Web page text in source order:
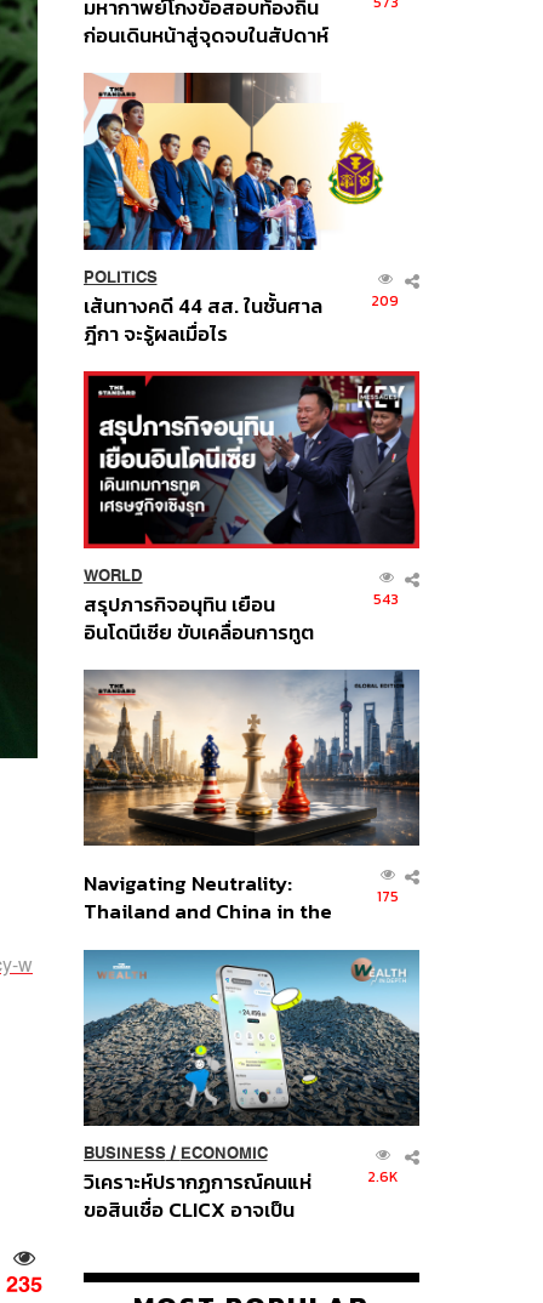
w
235
มหากาพย์โกงข้อสอบท้องถิ่น
ก่อนเดินหน้าสู่จุดจบในสัปดาห์
POLITICS
เส้นทางคดี 44 สส. ในชั้นศาล
ฎีกา จะรู้ผลเมื่อไร
209
WORLD
สรุปภารกิจอนุทิน เยือน
อินโดนีเซีย ขับเคลื่อนการทูต
ส่วนยุทธศาสตร์ไทย –
อินโดนีเซีย
543
Navigating Neutrality:
Thailand and China in the
Order
175
BUSINESS/ ECONOMIC
วิเคราะห์ปรากฏการณ์คนแห่
ขอสินเชื่อ CLICX อาจเป็น
ปัญหาหนี้ครัวเรือนไทยที่ถูกซุก
2.6K